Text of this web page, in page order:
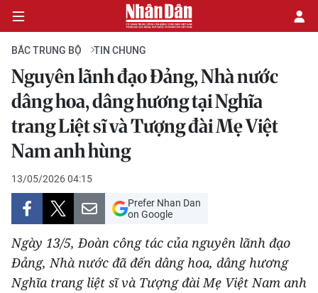
CHÍNH TRỊ
KINH TẾ
XÃ HỘI
DU LỊCH
BẮC TRUNG BỘ TIN CHUNG
Nguyên lãnh đạo Đảng, Nhà nước
dâng hoa, dâng hương tại Nghĩa
trang Liệt sĩ và Tượng đài Mẹ Việt
Nam anh hùng
13/05/2026 04:15
Prefer Nhan Dan
on Google
Ngày 13/5, Đoàn công tác của nguyên lãnh đạo
Đảng, Nhà nước đã đến dâng hoa, dâng hương
Nghĩa trang liệt sĩ và Tượng đài Mẹ Việt Nam anh